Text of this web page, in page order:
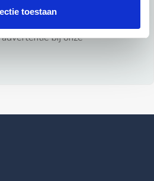
toestaan
bij onze